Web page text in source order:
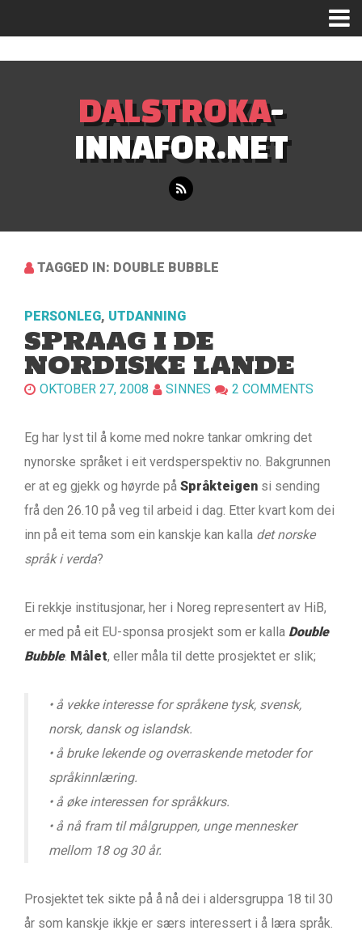
DALSTROKA-
INNAFOR.NET
TAGGED IN: DOUBLE BUBBLE
PERSONLEG, UTDANNING
SPRAAG I DE
NORDISKE LANDE
OKTOBER 27, 2008 SINNES 2 COMMENTS
Eg har lyst til å kome med nokre tankar omkring det
nynorske språket i eit verdsperspektiv no. Bakgrunnen
er at eg gjekk og høyrde på Språkteigen si sending
frå den 26.10 på veg til arbeid i dag. Etter kvart kom dei
inn på eit tema som ein kanskje kan kalla det norske
språk i verda?
Ei rekkje institusjonar, her i Noreg representert av HiB,
er med på eit EU-sponsa prosjekt som er kalla Double
Bubble. Målet, eller måla til dette prosjektet er slik;
• å vekke interesse for språkene tysk, svensk,
norsk, dansk og islandsk.
• å bruke lekende og overraskende metoder for
språkinnlæring.
• å øke interessen for språkkurs.
• å nå fram til målgruppen, unge mennesker
mellom 18 og 30 år.
Prosjektet tek sikte på å nå dei i aldersgruppa 18 til 30
år som kanskje ikkje er særs interessert i å læra språk.